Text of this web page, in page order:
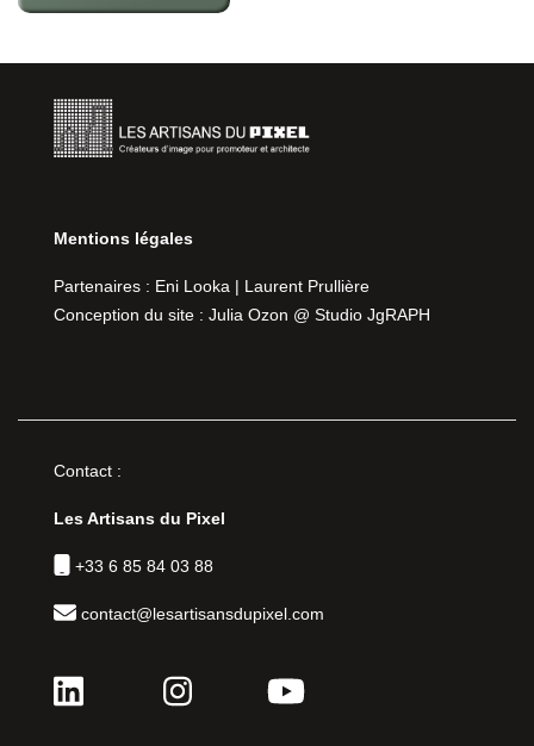
Mentions légales
Partenaires : Eni Looka | Laurent Prullière
Conception du site : Julia Ozon @ Studio JgRAPH
Contact :
Les Artisans du Pixel
+33 6 85 84 03 88
contact@lesartisansdupixel.com